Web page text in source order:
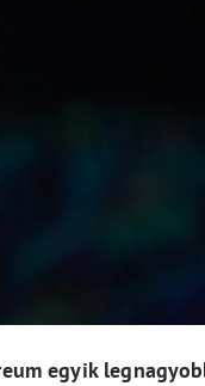
egyik